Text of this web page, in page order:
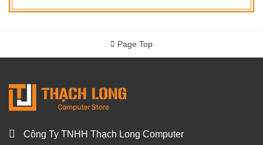
Page Top
Công Ty TNHH Thạch Long Computer